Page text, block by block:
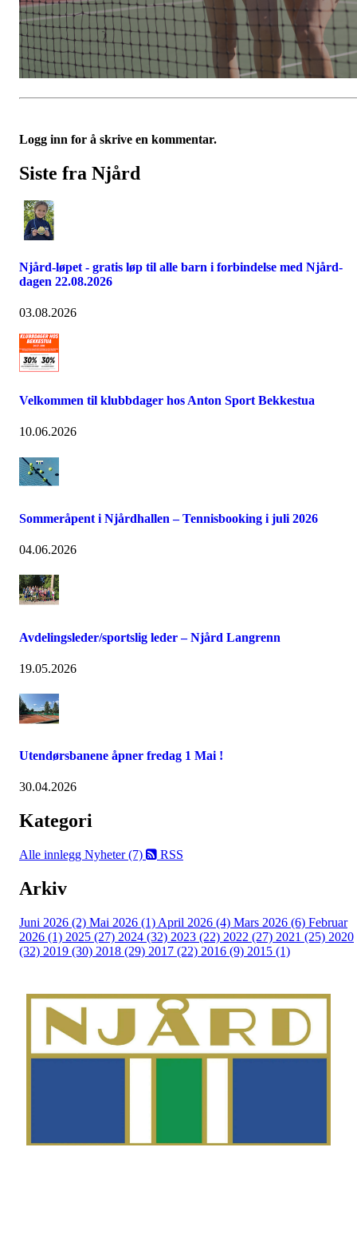
Logg inn for å skrive en kommentar.
Siste fra Njård
Njård-løpet - gratis løp til alle barn i forbindelse med Njård-
dagen 22.08.2026
03.08.2026
Velkommen til klubbdager hos Anton Sport Bekkestua
10.06.2026
Sommeråpent i Njårdhallen – Tennisbooking i juli 2026
04.06.2026
Avdelingsleder/sportslig leder – Njård Langrenn
19.05.2026
Utendørsbanene åpner fredag 1 Mai !
30.04.2026
Kategori
Alle innlegg Nyheter (7) RSS
Arkiv
Juni 2026 (2) Mai 2026 (1) April 2026 (4) Mars 2026 (6) Februar
2026 (1) 2025 (27) 2024 (32) 2023 (22) 2022 (27) 2021 (25) 2020
(32) 2019 (30) 2018 (29) 2017 (22) 2016 (9) 2015 (1)